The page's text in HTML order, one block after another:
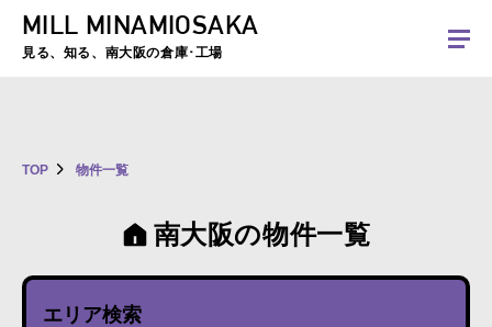
夏季休暇のお知らせ：2026年8月8日(土)～8月16日(日)まで休業とさせていた
MILL MINAMIOSAKA
見る、知る、南大阪の倉庫･工場
TOP 物件一覧
南大阪の物件一覧
エリア検索